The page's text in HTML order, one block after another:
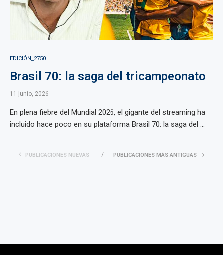
EDICIÓN_2750
Brasil 70: la saga del tricampeonato
11 junio, 2026
En plena fiebre del Mundial 2026, el gigante del streaming ha
incluido hace poco en su plataforma Brasil 70: la saga del ...
PUBLICACIONES NUEVAS PUBLICACIONES MÁS ANTIGUAS